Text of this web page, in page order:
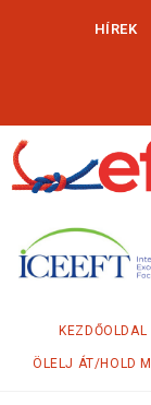
HÍREK
KEZDŐOLDAL
ÖLELJ ÁT/HOLD